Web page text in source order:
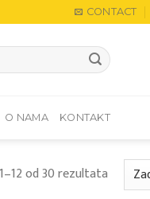
CONTACT
O NAMA KONTAKT
od 30 rezultata